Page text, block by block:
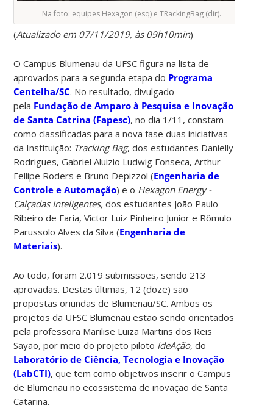
Na foto: equipes Hexagon (esq) e TRackingBag (dir).
(Atualizado em 07/11/2019, às 09h10min)
O Campus Blumenau da UFSC figura na lista de
aprovados para a segunda etapa do Programa
Centelha/SC. No resultado, divulgado
pela Fundação de Amparo à Pesquisa e Inovação
de Santa Catrina (Fapesc), no dia 1/11, constam
como classificadas para a nova fase duas iniciativas
da Instituição: Tracking Bag, dos estudantes Danielly
Rodrigues, Gabriel Aluizio Ludwig Fonseca, Arthur
Fellipe Roders e Bruno Depizzol (Engenharia de
Controle e Automação) e o Hexagon Energy -
Calçadas Inteligentes,dos estudantes João Paulo
Ribeiro de Faria, Victor Luiz Pinheiro Junior e Rômulo
Parussolo Alves da Silva (Engenharia de
Materiais).
Ao todo, foram 2.019 submissões, sendo 213
aprovadas. Destas últimas, 12 (doze) são
propostas oriundas de Blumenau/SC. Ambos os
projetos da UFSC Blumenau estão sendo orientados
pela professora Marilise Luiza Martins dos Reis
Sayão, por meio do projeto piloto IdeAção, do
Laboratório de Ciência, Tecnologia e Inovação
(LabCTI), que tem como objetivos inserir o Campus
de Blumenau no ecossistema de inovação de Santa
Catarina.